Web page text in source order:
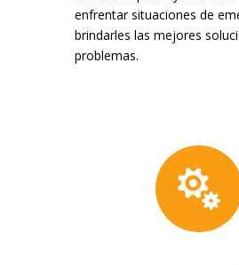
enfrentar situaciones de
brindarles las mejores
problemas.
